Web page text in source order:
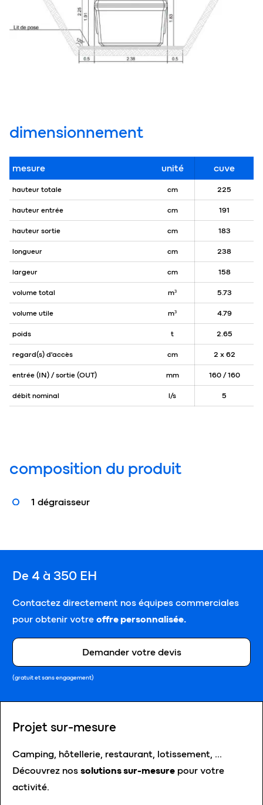
dimensionnement
mesure unité cuve
hauteur totale cm 225
hauteur entrée cm 191
hauteur sortie cm 183
longueur cm 238
largeur cm 158
volume total m³ 5.73
volume utile m³ 4.79
poids t 2.65
regard(s) d'accès cm 2 x 62
entrée (IN) / sortie (OUT) mm 160 / 160
débit nominal l/s 5
composition du produit
1 dégraisseur
De 4 à 350 EH
Contactez directement nos équipes commerciales
pour obtenir votre offre personnalisée.
Demander votre devis
(gratuit et sans engagement)
Projet sur-mesure
Camping, hôtellerie, restaurant, lotissement, …
Découvrez nos solutions sur-mesure pour votre
activité.